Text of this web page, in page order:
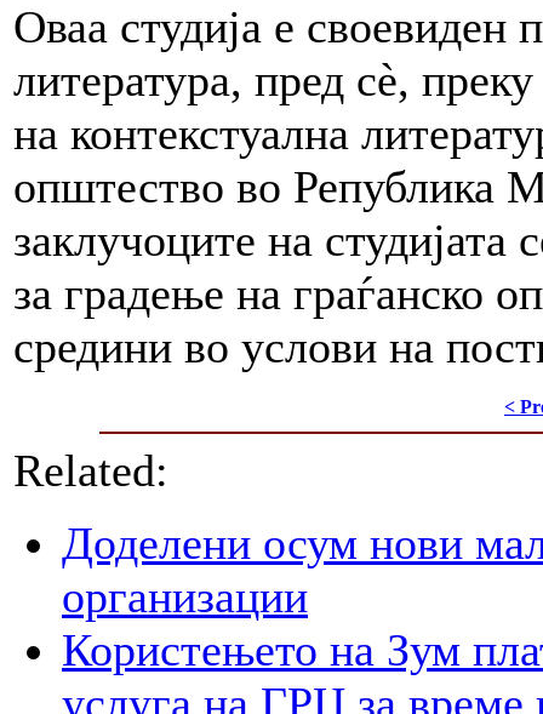
Оваа студија е своевиден
литература, пред сè,
на контекстуална
општество во Република
заклучоците на студијата
за градење на граѓанско
средини во услови на
<
Related:
Доделени осум нови
организации
Користењето на Зум
услуга на ГРЦ за време